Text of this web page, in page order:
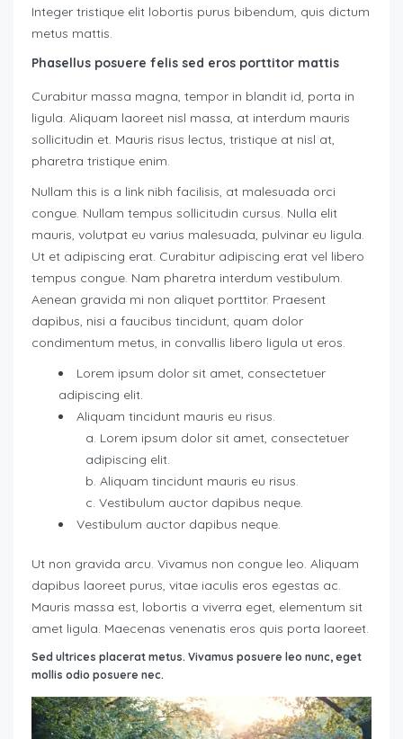
Integer tristique elit lobortis purus bibendum, quis dictum
metus mattis.
Phasellus posuere felis sed eros porttitor mattis
Curabitur massa magna, tempor in blandit id, porta in
ligula. Aliquam laoreet nisl massa, at interdum mauris
sollicitudin et. Mauris risus lectus, tristique at nisl at,
pharetra tristique enim.
Nullam this is a link nibh facilisis, at malesuada orci
congue. Nullam tempus sollicitudin cursus. Nulla elit
mauris, volutpat eu varius malesuada, pulvinar eu ligula.
Ut et adipiscing erat. Curabitur adipiscing erat vel libero
tempus congue. Nam pharetra interdum vestibulum.
Aenean gravida mi non aliquet porttitor. Praesent
dapibus, nisi a faucibus tincidunt, quam dolor
condimentum metus, in convallis libero ligula ut eros.
Lorem ipsum dolor sit amet, consectetuer
adipiscing elit.
Aliquam tincidunt mauris eu risus.
Lorem ipsum dolor sit amet, consectetuer
adipiscing elit.
Aliquam tincidunt mauris eu risus.
Vestibulum auctor dapibus neque.
Vestibulum auctor dapibus neque.
Ut non gravida arcu. Vivamus non congue leo. Aliquam
dapibus laoreet purus, vitae iaculis eros egestas ac.
Mauris massa est, lobortis a viverra eget, elementum sit
amet ligula. Maecenas venenatis eros quis porta laoreet.
Sed ultrices placerat metus. Vivamus posuere leo nunc, eget
mollis odio posuere nec.